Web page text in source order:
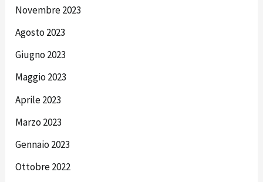
Novembre 2023
Agosto 2023
Giugno 2023
Maggio 2023
Aprile 2023
Marzo 2023
Gennaio 2023
Ottobre 2022